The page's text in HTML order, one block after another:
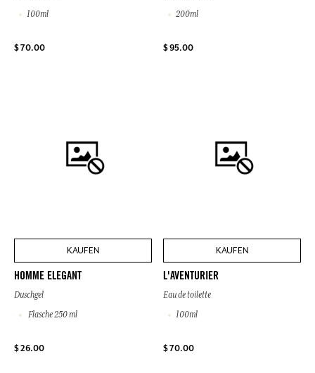
100ml
$ 70.00
200ml
$ 95.00
KAUFEN
HOMME ELEGANT
Duschgel
Flasche 250 ml
$ 26.00
KAUFEN
L'AVENTURIER
Eau de toilette
100ml
$ 70.00